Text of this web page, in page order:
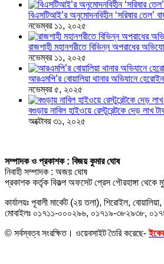
বিএসটিআই’র অনুমোদনবিহীন ‘সরিষার তেল’
নভেম্বর ১১, ২০২৫
রাজশাহী মহানগরীতে বিভিন্ন অপরাধের
নভেম্বর ১১, ২০২৫
আরএমপি’র বোয়ালিয়া থানার অভিযানে
নভেম্বর ৫, ২০২৫
বগুড়ায় নাবিল হাইওয়ে রেস্টুরেন্টকে দেড় লাখ
অক্টোবর ৩১, ২০২৫
সম্পাদক ও প্রকাশক : বিজয় কুমার ঘোষ
নিবাহী সম্পাদক : অজয় ঘোষ
প্রকাশক কর্তৃক বিকল্প অফসেট প্রেস গৌরহাঙ্গা থেকে
কার্যালয়ঃ পূবালী মার্কেট (২য় তলা), শিরোইল, বোয়ালিয়া,
মোবাইলঃ ০১৭১১-০০০২৯৬, ০১৭১৯-৩৮২৯৩৮,
© সর্বস্বত্ব সংরক্ষিত। ওয়েবসাইট তৈরি করেছে-